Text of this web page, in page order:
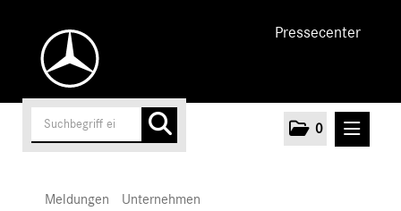
Pressecenter
0
Meldungen Unternehmen